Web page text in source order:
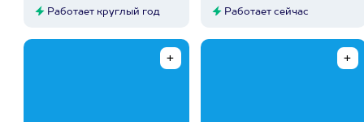
Работает круглый год Работает сейчас